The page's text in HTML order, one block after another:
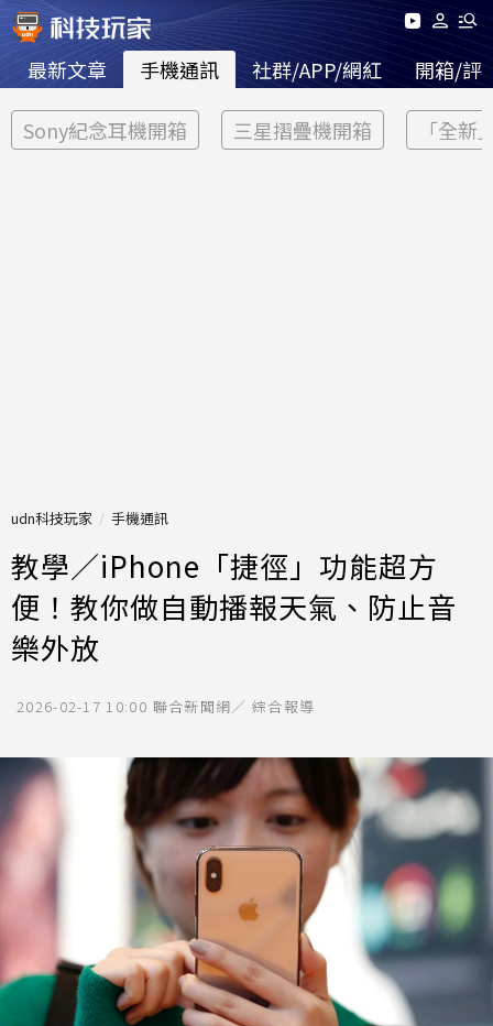
最新文章 手機通訊 社群/APP/網紅 開箱/評
Sony紀念耳機開箱 三星摺疊機開箱 「全新
udn科技玩家 手機通訊
教學／iPhone「捷徑」功能超方
便！教你做自動播報天氣、防止音
樂外放
2026-02-17 10:00 聯合新聞網／ 綜合報導